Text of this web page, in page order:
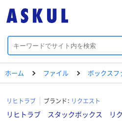
ホーム ファイル ボックスフ
リヒトラブ ブランド： リクエスト
リヒトラブ スタックボックス